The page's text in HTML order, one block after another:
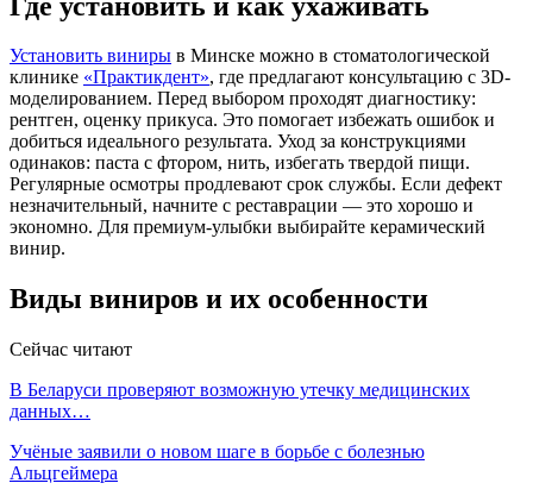
Установить виниры в Минске можно в стоматологической
клинике «Практикдент», где предлагают консультацию с 3D-
моделированием. Перед выбором проходят диагностику:
рентген, оценку прикуса. Это помогает избежать ошибок и
добиться идеального результата. Уход за конструкциями
одинаков: паста с фтором, нить, избегать твердой пищи.
Регулярные осмотры продлевают срок службы. Если дефект
незначительный, начните с реставрации — это хорошо и
экономно. Для премиум-улыбки выбирайте керамический
винир.
Виды виниров и их особенности
Сейчас читают
В Беларуси проверяют возможную утечку медицинских
данных…
Учёные заявили о новом шаге в борьбе с болезнью
Альцгеймера